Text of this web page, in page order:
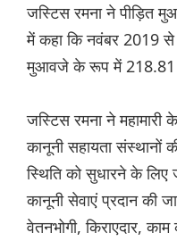
जस्टिस रमना ने पीड़ित
में कहा कि नवंबर 2019 से
मुआवजे के रूप में 218.81
जस्टिस रमना ने
कानूनी सहायता संस्थानों
स्थिति को सुधारने के
कानूनी सेवाएं प्रदान की
वेतनभोगी, किराएदार,